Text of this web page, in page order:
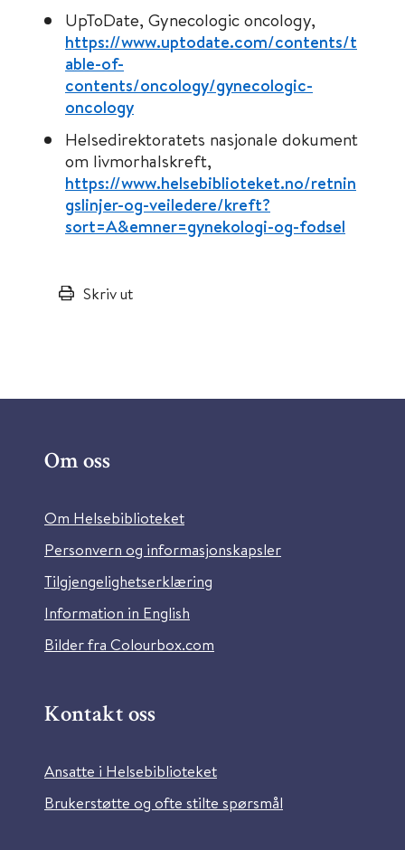
UpToDate, Gynecologic oncology,
https://www.uptodate.com/contents/t
able-of-
contents/oncology/gynecologic-
oncology
Helsedirektoratets nasjonale dokument
om livmorhalskreft,
https://www.helsebiblioteket.no/retnin
gslinjer-og-veiledere/kreft?
sort=A&emner=gynekologi-og-fodsel
Skriv ut
Om oss
Om Helsebiblioteket
Personvern og informasjonskapsler
Tilgjengelighetserklæring
Information in English
Bilder fra Colourbox.com
Kontakt oss
Ansatte i Helsebiblioteket
Brukerstøtte og ofte stilte spørsmål